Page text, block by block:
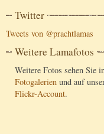
Twitter
Tweets von @prachtlamas
Weitere Lamafotos
Weitere Fotos sehen Sie
Fotogalerien und auf
Flickr-Account.